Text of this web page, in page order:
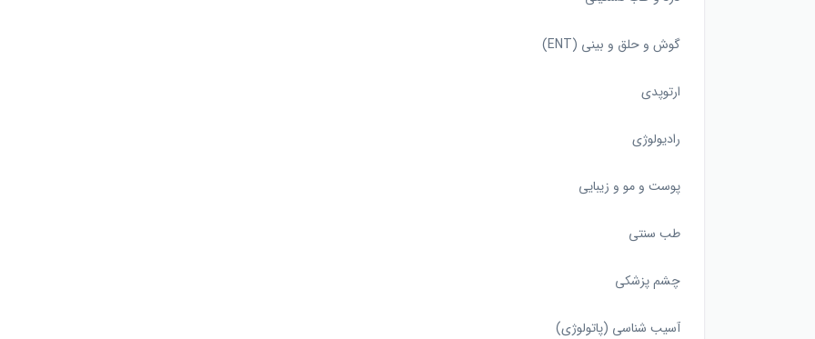
گوش و حلق و بینی (ENT)
ارتوپدی
رادیولوژی
پوست و مو و زیبایی
طب سنتی
چشم پزشکی
آسیب شناسی (پاتولوژی)